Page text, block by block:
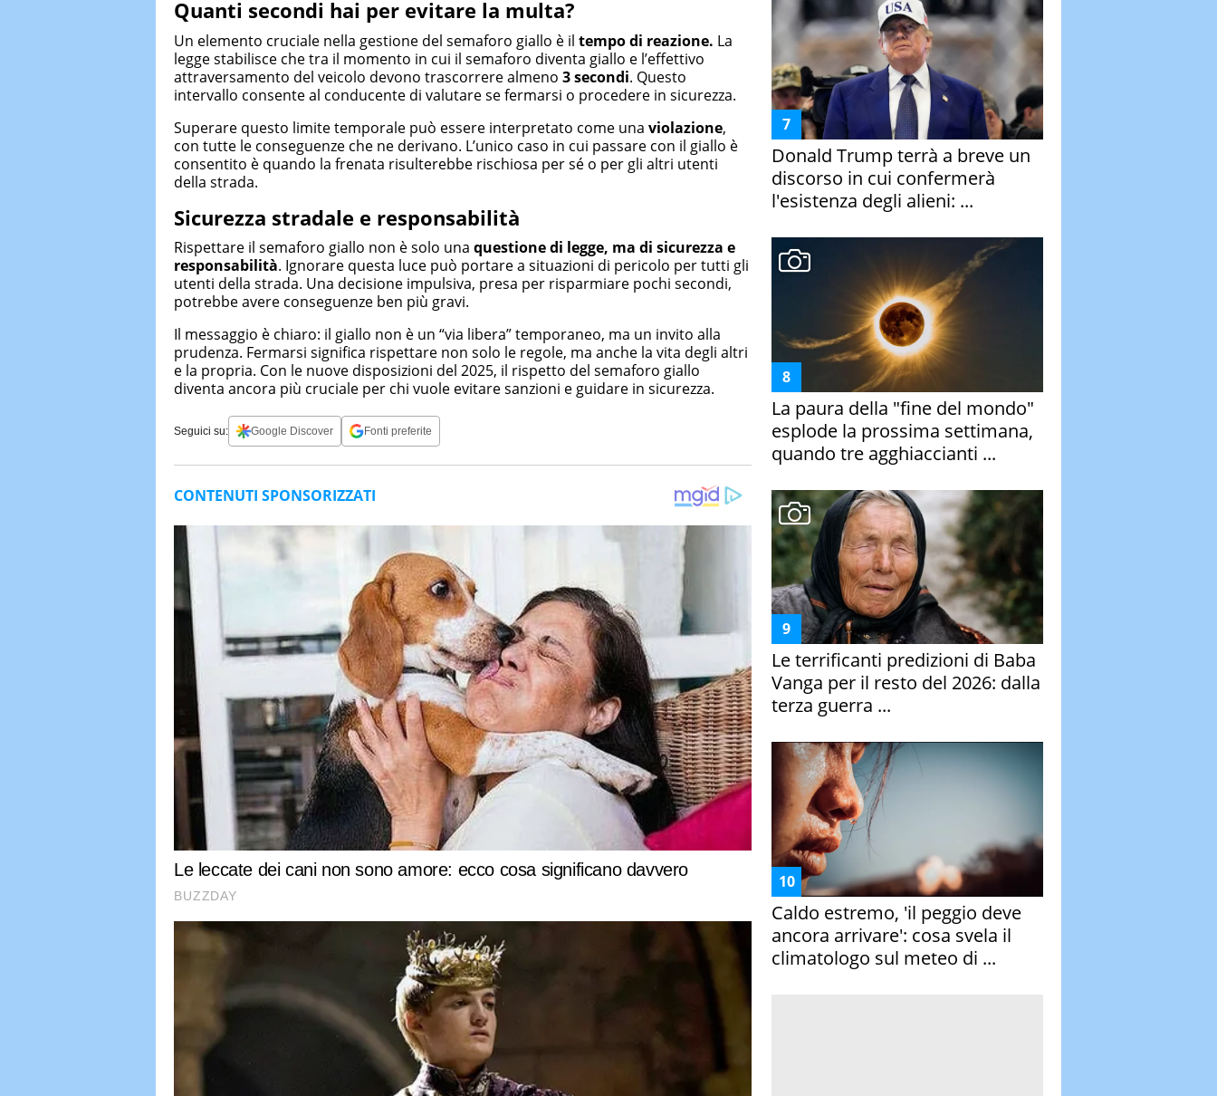
Quanti secondi hai per evitare la multa?
Un elemento cruciale nella gestione del semaforo giallo è il tempo di reazione. La
legge stabilisce che tra il momento in cui il semaforo diventa giallo e l’effettivo
attraversamento del veicolo devono trascorrere almeno 3 secondi. Questo
intervallo consente al conducente di valutare se fermarsi o procedere in sicurezza.
Superare questo limite temporale può essere interpretato come una violazione,
con tutte le conseguenze che ne derivano. L’unico caso in cui passare con il giallo è
consentito è quando la frenata risulterebbe rischiosa per sé o per gli altri utenti
della strada.
Sicurezza stradale e responsabilità
Rispettare il semaforo giallo non è solo una questione di legge, ma di sicurezza e
responsabilità. Ignorare questa luce può portare a situazioni di pericolo per tutti gli
utenti della strada. Una decisione impulsiva, presa per risparmiare pochi secondi,
potrebbe avere conseguenze ben più gravi.
Il messaggio è chiaro: il giallo non è un “via libera” temporaneo, ma un invito alla
prudenza. Fermarsi significa rispettare non solo le regole, ma anche la vita degli altri
e la propria. Con le nuove disposizioni del 2025, il rispetto del semaforo giallo
diventa ancora più cruciale per chi vuole evitare sanzioni e guidare in sicurezza.
Seguici su: Google Discover Fonti preferite
Donald Trump terrà a breve un
discorso in cui confermerà
l'esistenza degli alieni: ...
La paura della "fine del mondo"
esplode la prossima settimana,
quando tre agghiaccianti ...
Le terrificanti predizioni di Baba
Vanga per il resto del 2026: dalla
terza guerra ...
Caldo estremo, 'il peggio deve
ancora arrivare': cosa svela il
climatologo sul meteo di ...